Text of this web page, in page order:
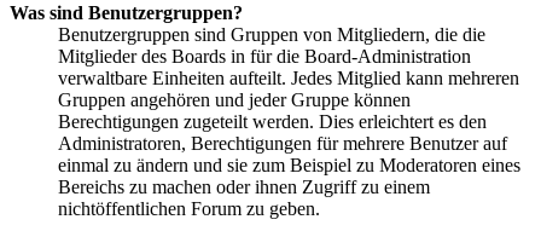
Was sind Benutzergruppen?
Benutzergruppen sind Gruppen von Mitgliedern, die die
Mitglieder des Boards in für die Board-Administration
verwaltbare Einheiten aufteilt. Jedes Mitglied kann mehreren
Gruppen angehören und jeder Gruppe können
Berechtigungen zugeteilt werden. Dies erleichtert es den
Administratoren, Berechtigungen für mehrere Benutzer auf
einmal zu ändern und sie zum Beispiel zu Moderatoren eines
Bereichs zu machen oder ihnen Zugriff zu einem
nichtöffentlichen Forum zu geben.